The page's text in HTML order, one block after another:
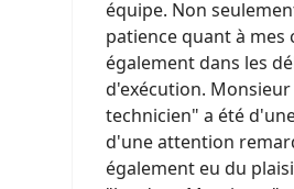
équipe. Non
patience quant à mes
également dans les
d'exécution.
technicien" a été
d'une attention
également eu du